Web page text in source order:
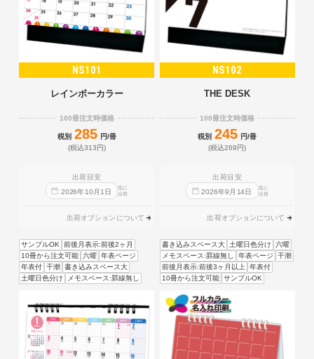
NS101
レインボーカラー
100冊注文時価格
税別 285 円/冊
(税込313円)
出荷目安
2026年10 月 1 日
迄に
出荷
出荷オプションについて
サンプルOK
前後月表示:前後2ヶ月
10冊から注文可能 六曜 年表ページ
年表付 干潮 書き込みスペース大
土曜日色分け
メモスペース:罫線無し
NS102
THE DESK
100冊注文時価格
税別 245 円/冊
(税込269円)
出荷目安
2026年9 月 14日
迄に
出荷
出荷オプションについて
書き込みスペース大 土曜日色分け
六曜
メモスペース:罫線無し
年表ページ
干潮
前後月表示:前後3ヶ月以上
年表付
10冊から注文可能 サンプルOK